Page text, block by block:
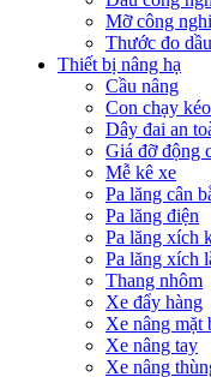
Mỡ công
Thước đo dầu
Thiết bị nâng hạ
Cầu nâng
Con chạy
Dây đai an
Giá đỡ động
Mễ kê xe
Pa lăng cân
Pa lăng điện
Pa lăng xích
Pa lăng xích
Thang nhôm
Xe đẩy hàng
Xe nâng mặt
Xe nâng tay
Xe nâng